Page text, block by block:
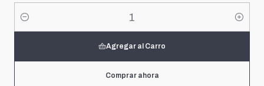
Cantidad
Agregar al Carro
Comprar ahora